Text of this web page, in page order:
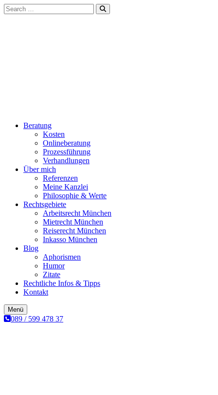
Beratung
Kosten
Onlineberatung
Prozessführung
Verhandlungen
Über mich
Referenzen
Meine Kanzlei
Philosophie & Werte
Rechtsgebiete
Arbeitsrecht München
Mietrecht München
Reiserecht München
Inkasso München
Blog
Aphorismen
Humor
Zitate
Rechtliche Infos & Tipps
Kontakt
Menü
089 / 599 478 37